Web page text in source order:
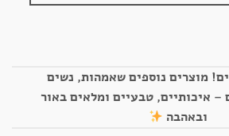
מוצרים נוספים שאמהות, נשים
– איכותיים, טבעיים ומלאים באור
ובאהבה